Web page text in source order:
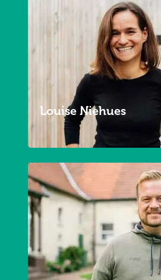
Louise Niehues